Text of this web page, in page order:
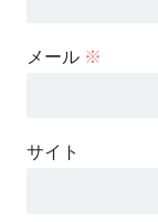
メール ※
サイト